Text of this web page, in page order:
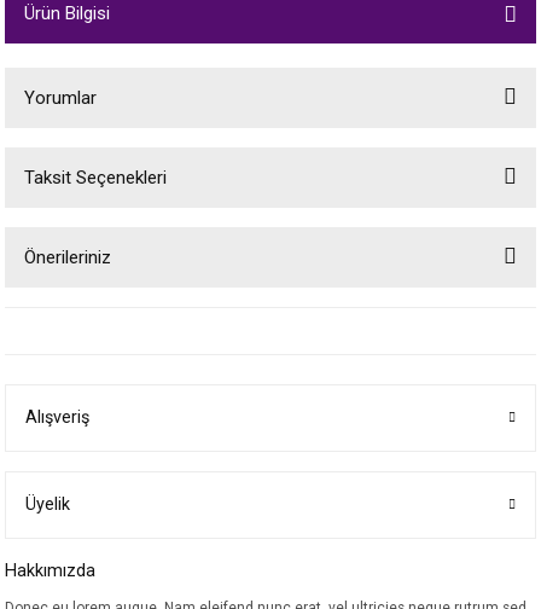
Ürün Bilgisi
Yorumlar
Taksit Seçenekleri
Önerileriniz
Ürün bilgilerinde hatalar bulunuyor.
Bu ürüne benzer farklı alternatifler olmalı.
Alışveriş
Üyelik
Hakkımızda